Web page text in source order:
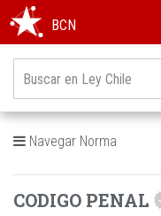
BCN
Navegar Norma
CODIGO PENAL